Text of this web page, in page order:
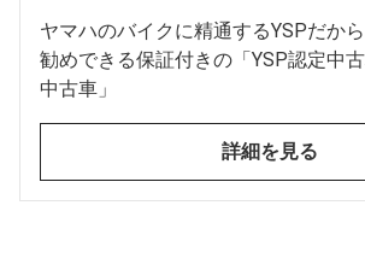
ヤマハのバイクに精通するYSPだか
勧めできる保証付きの「YSP認定中
中古車」
詳細を見る